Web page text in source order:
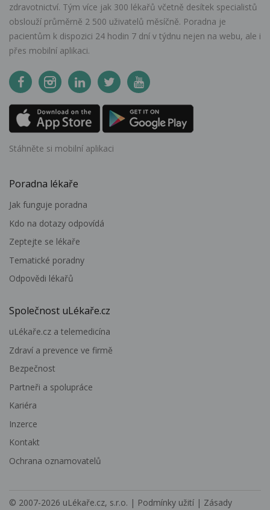
zdravotnictví. Tým více jak 300 lékařů včetně desítek specialistů
obslouží průměrně 2 500 uživatelů měsíčně. Poradna je
pacientům k dispozici 24 hodin 7 dní v týdnu nejen na webu, ale i
přes mobilní aplikaci.
Stáhněte si mobilní aplikaci
Poradna lékaře
Jak funguje poradna
Kdo na dotazy odpovídá
Zeptejte se lékaře
Tematické poradny
Odpovědi lékařů
Společnost uLékaře.cz
uLékaře.cz a telemedicína
Zdraví a prevence ve firmě
Bezpečnost
Partneři a spolupráce
Kariéra
Inzerce
Kontakt
Ochrana oznamovatelů
© 2007-2026 uLékaře.cz, s.r.o. | Podmínky užití | Zásady